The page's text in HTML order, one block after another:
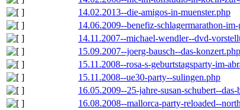
14.02.2013--die-amigos-in-muenster.php
14.06.2009--benefiz-schlagermarathon-
14.11.2007--michael-wendler--dvd-
15.09.2007--joerg-bausch--das-konzert.php
15.11.2008--rosa-s-geburtstagsparty-im-
15.11.2008--ue30-party--sulingen.php
16.05.2009--25-jahre-susan-schubert--
16.08.2008--mallorca-party-reloaded--